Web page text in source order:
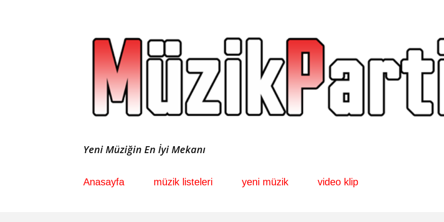
Yeni Müziğin En İyi Mekanı
Anasayfa müzik listeleri yeni müzik video klip